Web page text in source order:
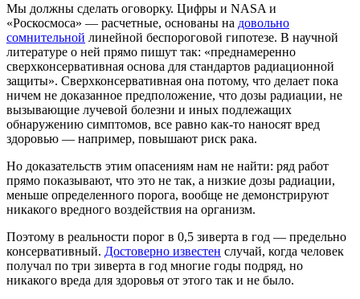
Мы должны сделать оговорку. Цифры и NASA и
«Роскосмоса» — расчетные, основаны на довольно
сомнительной линейной беспороговой гипотезе. В научной
литературе о ней прямо пишут так: «преднамеренно
сверхконсервативная основа для стандартов радиационной
защиты». Сверхконсервативная она потому, что делает пока
ничем не доказанное предположение, что дозы радиации, не
вызывающие лучевой болезни и иных подлежащих
обнаружению симптомов, все равно как-то наносят вред
здоровью — например, повышают риск рака.
Но доказательств этим опасениям нам не найти: ряд работ
прямо показывают, что это не так, а низкие дозы радиации,
меньше определенного порога, вообще не демонстрируют
никакого вредного воздействия на организм.
Поэтому в реальности порог в 0,5 зиверта в год — предельно
консервативный. Достоверно известен случай, когда человек
получал по три зиверта в год многие годы подряд, но
никакого вреда для здоровья от этого так и не было.